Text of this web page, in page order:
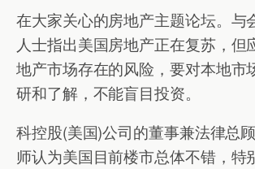
在大家关心的房地产主题论坛。与
人士指出美国房地产正在复苏，但
地产市场存在的风险，要对本地市
研和了解，不能盲目投资。
科控股(美国)公司的董事兼法律总
师认为美国目前楼市总体不错，特